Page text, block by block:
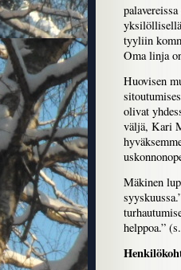
yksilöllisellä
tyyliin
Oma linja
Huovisen
olivat
väljä, Kari
Mäkinen
helppoa.”